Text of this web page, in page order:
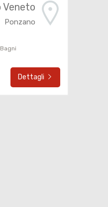
Veneto
Ponzano
Dettagli